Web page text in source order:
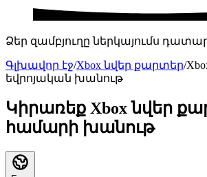
Ձեր զամբյուղը ներկայումս
Գլխավոր էջ/Xbox նվեր քարտեր/
եվրոյական խանութ
Կիրառեք Xbox նվեր
համարի խանութ